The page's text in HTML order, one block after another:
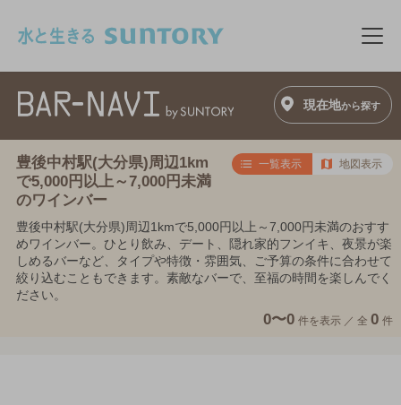
メ
現在地から探す
豊後中村駅(大分県)周辺1km
で5,000円以上～7,000円未満
のワインバー
一覧表示 地図表示
豊後中村駅(大分県)周辺1kmで5,000円以上～7,000円未満のおすす
めワインバー。ひとり飲み、デート、隠れ家的フンイキ、夜景が楽
しめるバーなど、タイプや特徴・雰囲気、ご予算の条件に合わせて
絞り込むこともできます。素敵なバーで、至福の時間を楽しんでく
ださい。
0〜0 件を表示 ／ 全 0 件